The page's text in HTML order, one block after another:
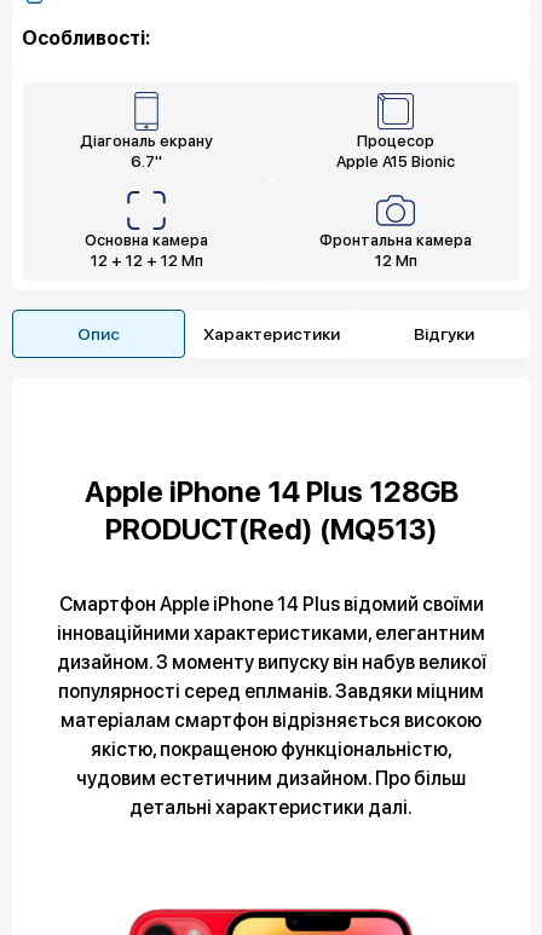
Особливості:
Діагональ екрану
6.7"
Процесор
Apple A15 Bionic
Основна камера
12 + 12 + 12 Мп
Фронтальна камера
12 Мп
Опис Характеристики Відгуки
Apple iPhone 14 Plus 128GB
PRODUCT(Red) (MQ513)
Смартфон Apple iPhone 14 Plus відомий своїми
інноваційними характеристиками, елегантним
дизайном. З моменту випуску він набув великої
популярності серед еплманів. Завдяки міцним
матеріалам смартфон відрізняється високою
якістю, покращеною функціональністю,
чудовим естетичним дизайном. Про більш
детальні характеристики далі.